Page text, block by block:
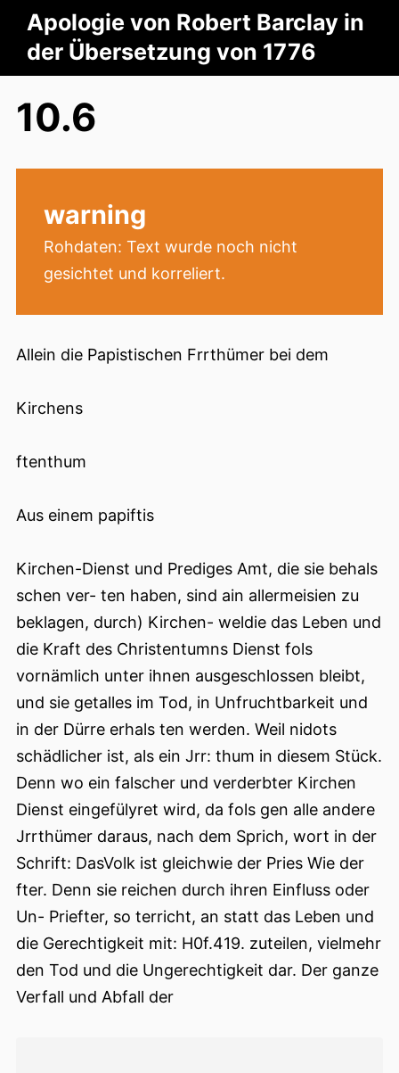
Apologie von Robert Barclay in
der Übersetzung von 1776
10.6
warning
Rohdaten: Text wurde noch nicht
gesichtet und korreliert.
Allein die Papistischen Frrthümer bei dem
Kirchens
ftenthum
Aus einem papiftis
Kirchen-Dienst und Prediges Amt, die sie behals
schen ver- ten haben, sind ain allermeisien zu
beklagen, durch) Kirchen- weldie das Leben und
die Kraft des Christentumns Dienst fols
vornämlich unter ihnen ausgeschlossen bleibt,
und sie getalles im Tod, in Unfruchtbarkeit und
in der Dürre erhals ten werden. Weil nidots
schädlicher ist, als ein Jrr: thum in diesem Stück.
Denn wo ein falscher und verderbter Kirchen
Dienst eingefülyret wird, da fols gen alle andere
Jrrthümer daraus, nach dem Sprich, wort in der
Schrift: DasVolk ist gleichwie der Pries Wie der
fter. Denn sie reichen durch ihren Einfluss oder
Un- Priefter, so terricht, an statt das Leben und
die Gerechtigkeit mit: H0f.419. zuteilen, vielmehr
den Tod und die Ungerechtigkeit dar. Der ganze
Verfall und Abfall der